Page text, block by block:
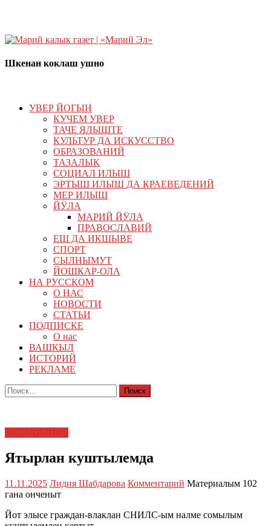
Шкенан коклаш ушно
УВЕР ЙОГЫН
КУЧЕМ УВЕР
ТАЧЕ ЯЛЫШТЕ
КУЛЬТУР ДА ИСКУССТВО
ОБРАЗОВАНИЙ
ТАЗАЛЫК
СОЦИАЛ ИЛЫШ
ЭРТЫШ ИЛЫШ ДА КРАЕВЕДЕНИЙ
МЕР ИЛЫШ
ЙӰЛА
МАРИЙ ЙӰЛА
ПРАВОСЛАВИЙ
ЕШ ДА ИКШЫВЕ
СПОРТ
СЫЛНЫМУТ
ЙОШКАР-ОЛА
НА РУССКОМ
О НАС
НОВОСТИ
СТАТЬИ
ПОДПИСКЕ
О нас
ВАШКЫЛ
ИСТОРИЙ
РЕКЛАМЕ
Найти:
Ятырлан куштылемда
11.11.2025 Лидия Шабдарова Комментарий Материалым 102
гана онченыт
Йот элысе граждан-влаклан СНИЛС-ым налме сомылым